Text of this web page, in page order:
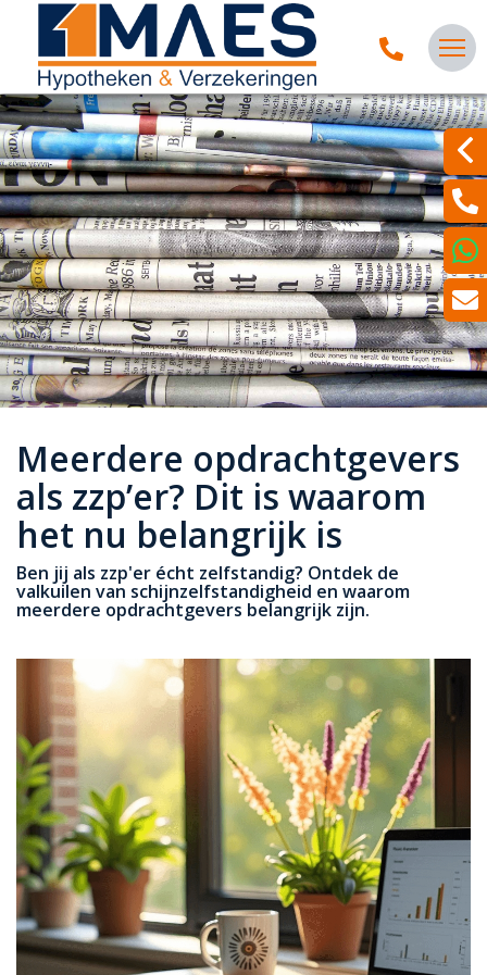
Meerdere opdrachtgevers
als zzp’er? Dit is waarom
het nu belangrijk is
Ben jij als zzp'er écht zelfstandig? Ontdek de
valkuilen van schijnzelfstandigheid en waarom
meerdere opdrachtgevers belangrijk zijn.